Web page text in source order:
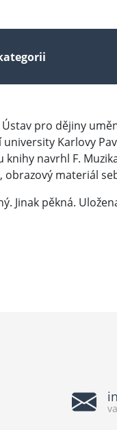
pro dějiny
Karlovy
knihy navrhl F.
materiál
Jinak pěkná.